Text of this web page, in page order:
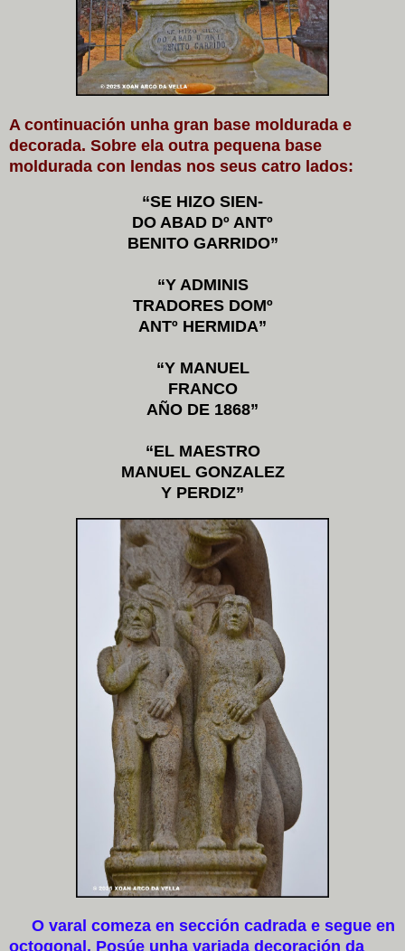
A continuación unha gran base moldurada e
decorada. Sobre ela outra pequena base
moldurada con lendas nos seus catro lados:
“SE HIZO SIEN-
DO ABAD Dº ANTº
BENITO GARRIDO”
“Y ADMINIS
TRADORES DOMº
ANTº HERMIDA”
“Y MANUEL
FRANCO
AÑO DE 1868”
“EL MAESTRO
MANUEL GONZALEZ
Y PERDIZ”
O varal comeza en sección cadrada e segue en
octogonal. Posúe unha variada decoración da